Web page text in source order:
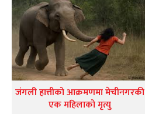
जंगली हात्तीको आक्रमणमा मेचीनगरकी
एक महिलाको मृत्यु